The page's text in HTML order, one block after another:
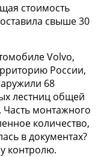
стоимость
свыше 30
Volvo,
России,
68
лестниц общей
Часть монтажного
количество,
в документах?
контролю.